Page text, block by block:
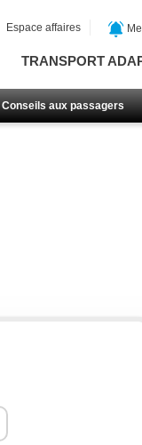
TRANSPORT
Conseils aux passagers
Espace affaires